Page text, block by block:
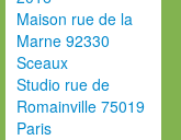
Maison rue de la
Marne 92330
Sceaux
Studio rue de
Romainville 75019
Paris